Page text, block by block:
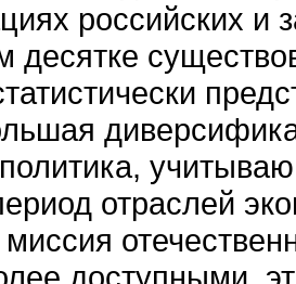
российских
десятке
отраслей
миссия